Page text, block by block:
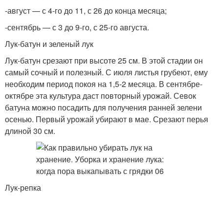
-август — с 4-го до 11, с 26 до конца месяца;
-сентябрь — с 3 до 9-го, с 25-го августа.
Лук-батун и зеленый лук
Лук-батун срезают при высоте 25 см. В этой стадии он
самый сочный и полезный. С июля листья грубеют, ему
необходим период покоя на 1,5-2 месяца. В сентябре-
октябре эта культура даст повторный урожай. Севок
батуна можно посадить для получения ранней зелени
осенью. Первый урожай убирают в мае. Срезают перья
длиной 30 см.
Лук-репка